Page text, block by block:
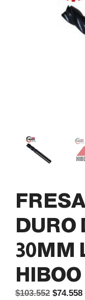
DURO
30MM
HIBOO
$103.552 El
$74.558